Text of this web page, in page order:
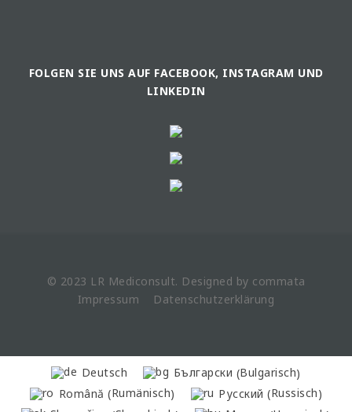
FOLGEN SIE UNS AUF FACEBOOK, INSTAGRAM UND
LINKEDIN
© 2023 LR Mediconsult. Designed by commata
Impressum
Datenschutzerklärung
Deutsch Български (Bulgarisch)
Română (Rumänisch) Русский (Russisch)